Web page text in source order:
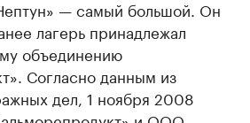
— самый большой. Он
лагерь принадлежал
объединению
Согласно данным из
дел, 1 ноября 2008